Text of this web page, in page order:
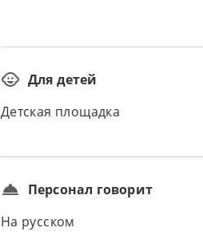
Для детей
Детская площадка
Персонал говорит
На русском